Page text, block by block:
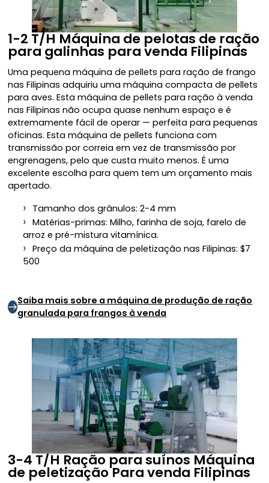
1-2 T/H Máquina de pelotas de ração
para galinhas para venda Filipinas
Uma pequena máquina de pellets para ração de frango
nas Filipinas adquiriu uma máquina compacta de pellets
para aves. Esta máquina de pellets para ração à venda
nas Filipinas não ocupa quase nenhum espaço e é
extremamente fácil de operar — perfeita para pequenas
oficinas. Esta máquina de pellets funciona com
transmissão por correia em vez de transmissão por
engrenagens, pelo que custa muito menos. É uma
excelente escolha para quem tem um orçamento mais
apertado.
Tamanho dos grânulos: 2-4 mm
Matérias-primas: Milho, farinha de soja, farelo de
arroz e pré-mistura vitamínica.
Preço da máquina de peletização nas Filipinas: $7
500
Saiba mais sobre a máquina de produção de ração
granulada para frangos à venda
3-4 T/H Ração para suínosMáquina
de peletizaçãoPara venda Filipinas